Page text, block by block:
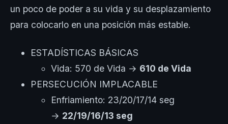
un poco de poder a su vida y su desplazamiento
para colocarlo en una posición más estable.
ESTADÍSTICAS BÁSICAS
Vida: 570 de Vida → 610 de Vida
PERSECUCIÓN IMPLACABLE
Enfriamiento: 23/20/17/14 seg
→ 22/19/16/13 seg